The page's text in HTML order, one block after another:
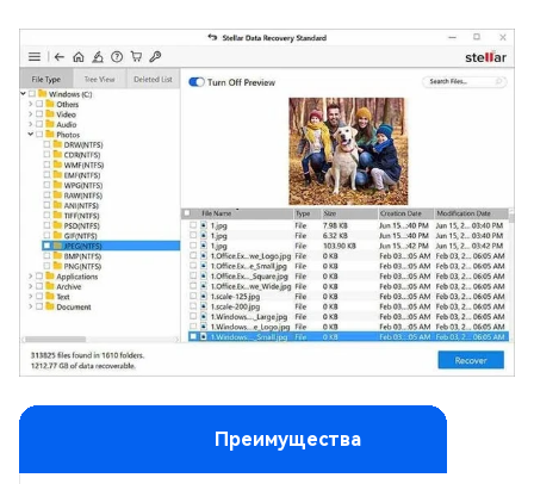
Преимущества